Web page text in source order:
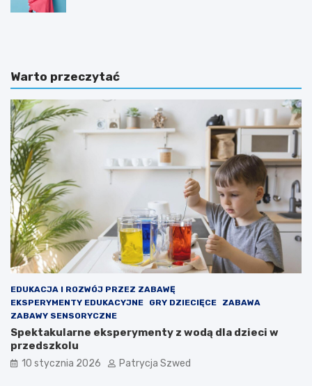
T
c
a
m
o
t
y
w
a
c
y
j
n
a
d
l
a
d
z
i
e
i
–
D
e
g
o
t
a
k
w
a
ż
n
e
j
e
s
t
t
o
,
b
y
z
i
Warto przeczytać
EDUKACJA I ROZWÓJ PRZEZ ZABAWĘ
EKSPERYMENTY EDUKACYJNE
GRY DZIECIĘCE
ZABAWA
ZABAWY SENSORYCZNE
Spektakularne eksperymenty z wodą dla dzieci w
przedszkolu
10 stycznia 2026 Patrycja Szwed